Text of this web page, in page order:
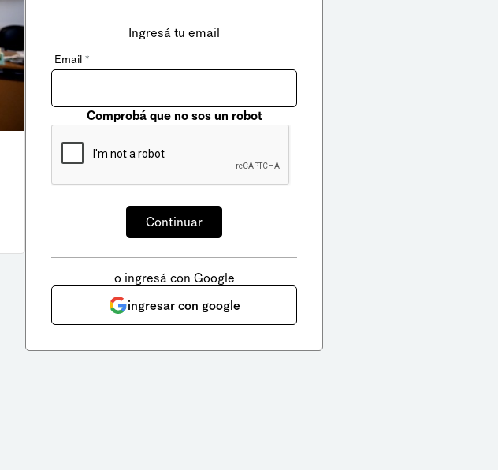
Ingresá tu email
Email *
Comprobá que no sos un robot
o ingresá con Google
ingresar con google